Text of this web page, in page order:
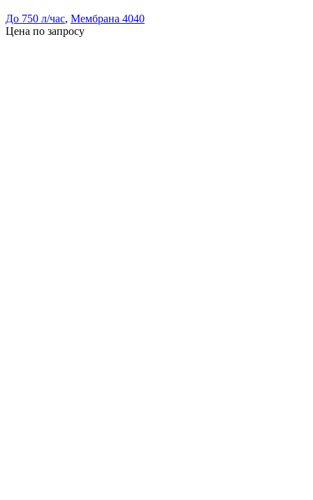
До 750 л/час, Мембрана 4040
Цена по запросу